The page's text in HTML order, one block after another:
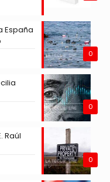
0
España
0
0
Raúl